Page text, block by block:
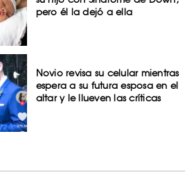
pero él la dejó a ella
Novio revisa su celular mientras
espera a su futura esposa en el
altar y le llueven las críticas